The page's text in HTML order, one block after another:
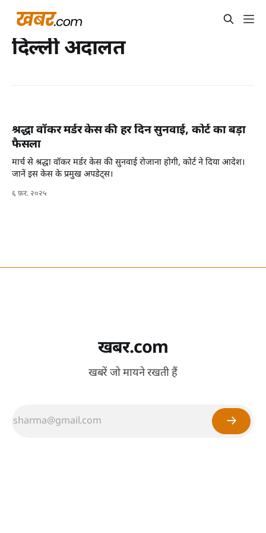
दिल्ली अदालत
श्रद्धा वॉकर मर्डर केस की हर दिन सुनवाई, कोर्ट का बड़ा
फैसला
मार्च से श्रद्धा वॉकर मर्डर केस की सुनवाई रोजाना होगी, कोर्ट ने दिया आदेश।
जानें इस केस के प्रमुख अपडेट्स।
६ फ़र. २०२५
खबर.com
खबरें जो मायने रखती हैं